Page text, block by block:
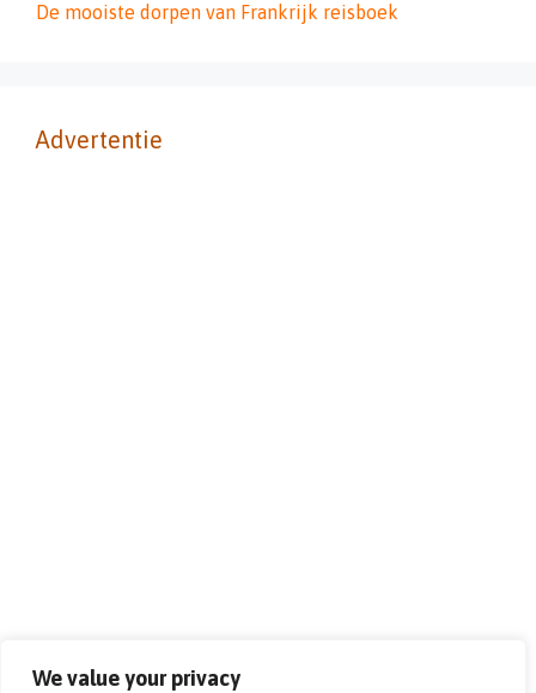
We value your privacy
De mooiste dorpen van Frankrijk reisboek
Advertentie